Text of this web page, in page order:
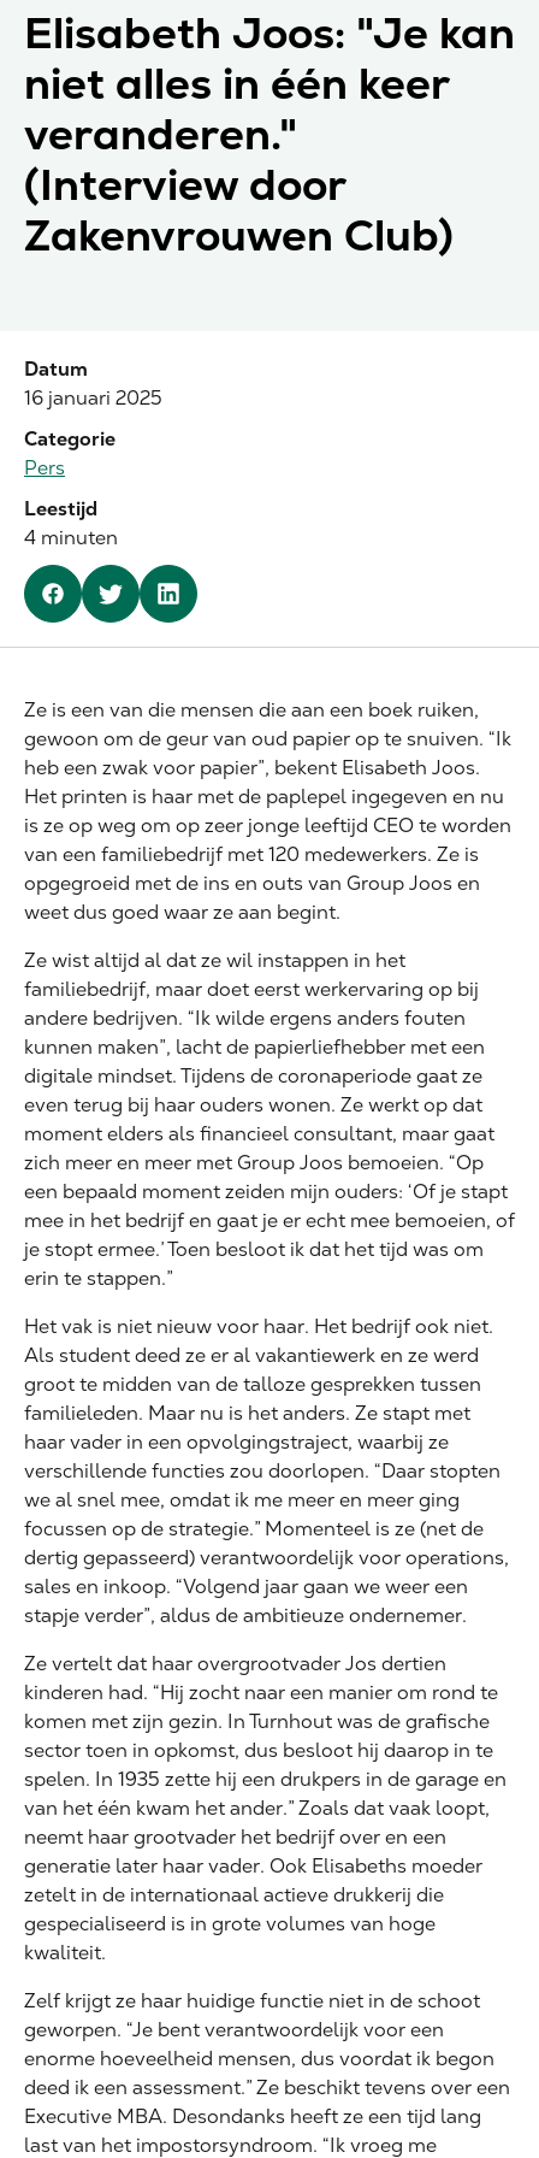
Elisabeth Joos: "Je kan
niet alles in één keer
veranderen."
(Interview door
Zakenvrouwen Club)
Datum
16 januari 2025
Categorie
Pers
Leestijd
4 minuten
Ze is een van die mensen die aan een boek ruiken,
gewoon om de geur van oud papier op te snuiven. “Ik
heb een zwak voor papier”, bekent Elisabeth Joos.
Het printen is haar met de paplepel ingegeven en nu
is ze op weg om op zeer jonge leeftijd CEO te worden
van een familiebedrijf met 120 medewerkers. Ze is
opgegroeid met de ins en outs van Group Joos en
weet dus goed waar ze aan begint.
Ze wist altijd al dat ze wil instappen in het
familiebedrijf, maar doet eerst werkervaring op bij
andere bedrijven. “Ik wilde ergens anders fouten
kunnen maken”, lacht de papierliefhebber met een
digitale mindset. Tijdens de coronaperiode gaat ze
even terug bij haar ouders wonen. Ze werkt op dat
moment elders als financieel consultant, maar gaat
zich meer en meer met Group Joos bemoeien. “Op
een bepaald moment zeiden mijn ouders: ‘Of je stapt
mee in het bedrijf en gaat je er echt mee bemoeien, of
je stopt ermee.’ Toen besloot ik dat het tijd was om
erin te stappen.”
Het vak is niet nieuw voor haar. Het bedrijf ook niet.
Als student deed ze er al vakantiewerk en ze werd
groot te midden van de talloze gesprekken tussen
familieleden. Maar nu is het anders. Ze stapt met
haar vader in een opvolgingstraject, waarbij ze
verschillende functies zou doorlopen. “Daar stopten
we al snel mee, omdat ik me meer en meer ging
focussen op de strategie.” Momenteel is ze (net de
dertig gepasseerd) verantwoordelijk voor operations,
sales en inkoop. “Volgend jaar gaan we weer een
stapje verder”, aldus de ambitieuze ondernemer.
Ze vertelt dat haar overgrootvader Jos dertien
kinderen had. “Hij zocht naar een manier om rond te
komen met zijn gezin. In Turnhout was de grafische
sector toen in opkomst, dus besloot hij daarop in te
spelen. In 1935 zette hij een drukpers in de garage en
van het één kwam het ander.” Zoals dat vaak loopt,
neemt haar grootvader het bedrijf over en een
generatie later haar vader. Ook Elisabeths moeder
zetelt in de internationaal actieve drukkerij die
gespecialiseerd is in grote volumes van hoge
kwaliteit.
Zelf krijgt ze haar huidige functie niet in de schoot
geworpen. “Je bent verantwoordelijk voor een
enorme hoeveelheid mensen, dus voordat ik begon
deed ik een assessment.” Ze beschikt tevens over een
Executive MBA. Desondanks heeft ze een tijd lang
last van het impostorsyndroom. “Ik vroeg me